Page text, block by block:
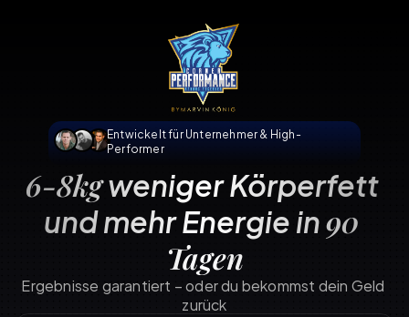
Entwickelt für Unternehmer & High-
Performer
6-8kg weniger Körperfett
und mehr Energie in 90
Tagen
Ergebnisse garantiert – oder du bekommst dein Geld
zurück